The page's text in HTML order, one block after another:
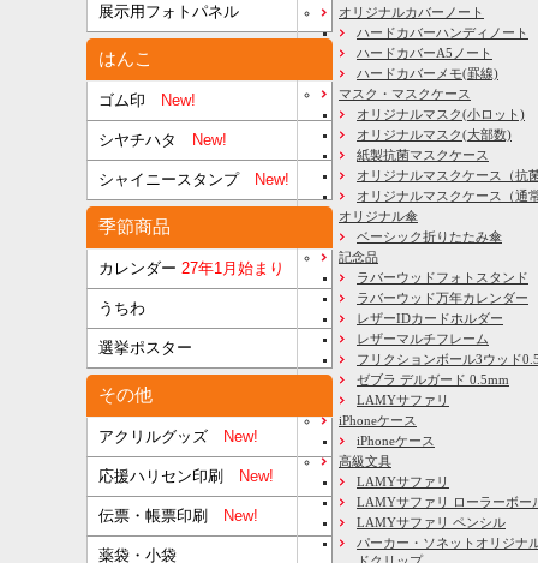
展示用フォトパネル
はんこ
ゴム印 New!
シヤチハタ New!
シャイニースタンプNew!
季節商品
カレンダー 27年1月始まり
うちわ
選挙ポスター
その他
アクリルグッズ New!
応援ハリセン印刷 New!
伝票・帳票印刷 New!
薬袋・小袋
オリジナルカバーノート
ハードカバーハンディノート
ハードカバーA5ノート
ハードカバーメモ(罫線)
マスク・マスクケース
オリジナルマスク(小ロット)
オリジナルマスク(大部数)
紙製抗菌マスクケース
オリジナルマスクケース（抗
オリジナルマスクケース（通
オリジナル傘
ベーシック折りたたみ傘
記念品
ラバーウッドフォトスタンド
ラバーウッド万年カレンダー
レザーIDカードホルダー
レザーマルチフレーム
フリクションボール3ウッド
ゼブラ デルガード 0.5mm
LAMYサファリ
iPhoneケース
iPhoneケース
高級文具
LAMYサファリ
LAMYサファリ ローラーボー
LAMYサファリ ペンシル
パーカー・ソネットオリジナ